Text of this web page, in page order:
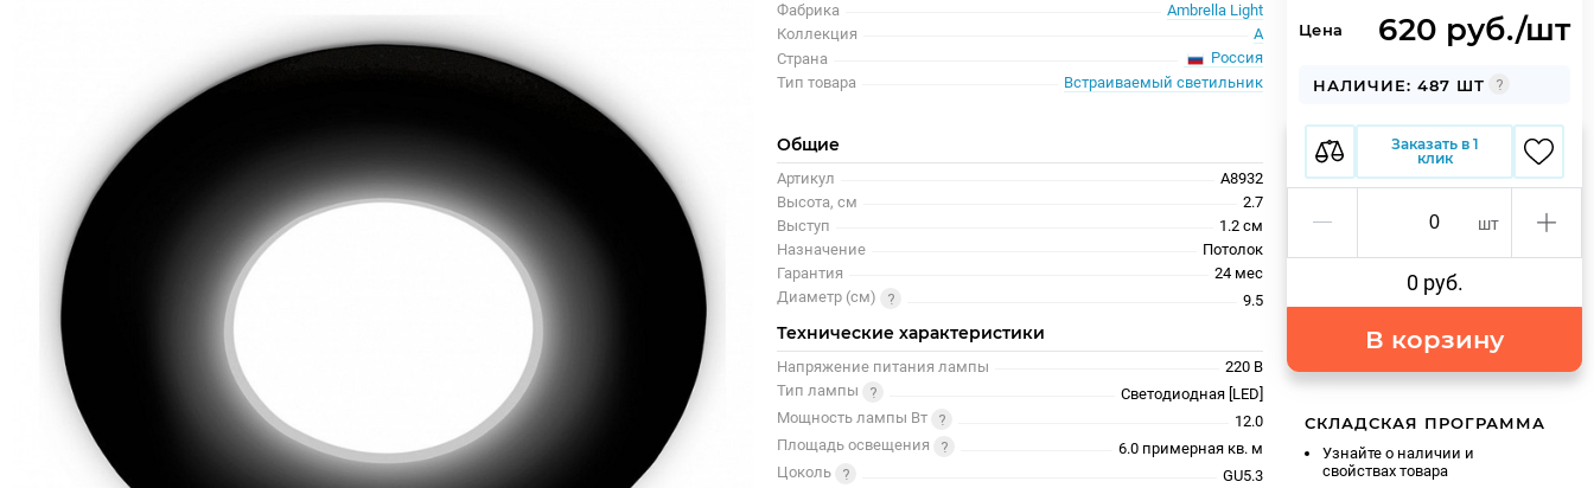
Фабрика
Ambrella Light
Коллекция
A
Страна
Россия
Тип товара
Встраиваемый светильник
Общие
Артикул
A8932
Высота, см
2.7
Выступ
1.2 см
Назначение
Потолок
Гарантия
24 меc
Диаметр (см)
9.5
Технические характеристики
Напряжение питания лампы
220 В
Тип лампы
Светодиодная [LED]
Мощность лампы Вт
12.0
Площадь освещения
6.0 примерная кв. м
Цоколь
GU5.3
Цена 620 руб./шт
НАЛИЧИЕ: 487 ШТ
Заказать в 1
клик
шт
0 руб.
В корзину
СКЛАДСКАЯ ПРОГРАММА
Узнайте о наличии и
свойствах товара